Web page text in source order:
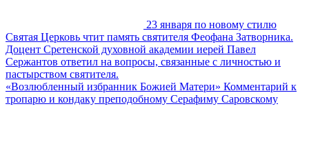
23 января по новому стилю
Святая Церковь чтит память святителя Феофана Затворника.
Доцент Сретенской духовной академии иерей Павел
Сержантов ответил на вопросы, связанные с личностью и
пастырством святителя.
«Возлюбленный избранник Божией Матери» Комментарий к
тропарю и кондаку преподобному Серафиму Саровскому